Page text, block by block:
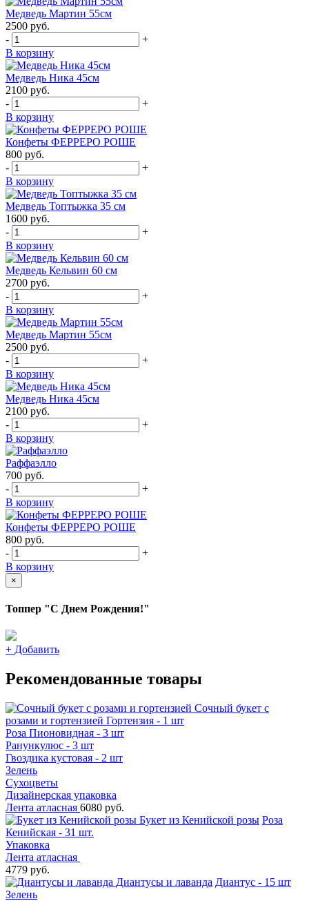
Медведь Мартин 55см
2500 руб.
-
+
В корзину
Медведь Ника 45см
2100 руб.
-
+
В корзину
Конфеты ФЕРРЕРО РОШЕ
800 руб.
-
+
В корзину
Медведь Топтыжка 35 см
1600 руб.
-
+
В корзину
Медведь Кельвин 60 см
2700 руб.
-
+
В корзину
Медведь Мартин 55см
2500 руб.
-
+
В корзину
Медведь Ника 45см
2100 руб.
-
+
В корзину
Раффаэлло
700 руб.
-
+
В корзину
Конфеты ФЕРРЕРО РОШЕ
800 руб.
-
+
В корзину
×
Топпер "С Днем Рождения!"
+ Добавить
Рекомендованные товары
Сочный букет с
розами и гортензией Гортензия - 1 шт
Роза Пионовидная - 3 шт
Ранункулюс - 3 шт
Гвоздика кустовая - 2 шт
Зелень
Сухоцветы
Дизайнерская упаковка
Лента атласная 6080 руб.
Букет из Кенийской розы Роза
Кенийская - 31 шт.
Упаковка
Лента атласная
4779 руб.
Диантусы и лаванда Диантус - 15 шт
Зелень